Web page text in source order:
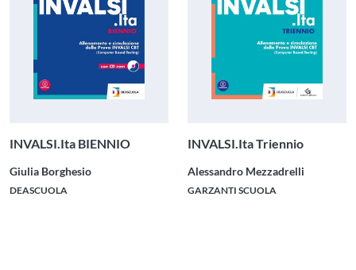
INVALSI.Ita BIENNIO
Giulia Borghesio
DEASCUOLA
INVALSI.Ita Triennio
Alessandro Mezzadrelli
GARZANTI SCUOLA